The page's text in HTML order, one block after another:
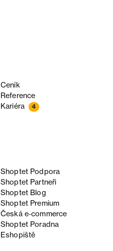
Ceník
Reference
Kariéra 4
Shoptet Podpora
Shoptet Partneři
Shoptet Blog
Shoptet Premium
Česká e‑commerce
Shoptet Poradna
Eshopiště